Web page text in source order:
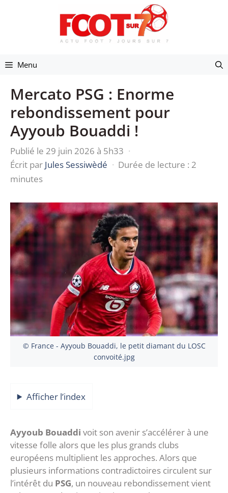
Menu
Mercato PSG : Enorme
rebondissement pour
Ayyoub Bouaddi !
Publié le 29 juin 2026 à 5h33 ·
Écrit par Jules Sessiwèdé · Durée de lecture : 2
minutes
© France - Ayyoub Bouaddi, le petit diamant du LOSC
convoité.jpg
Afficher l’index
Ayyoub Bouaddi voit son avenir s’accélérer à une
vitesse folle alors que les plus grands clubs
européens multiplient les approches. Alors que
plusieurs informations contradictoires circulent sur
l’intérêt du PSG, un nouveau rebondissement vient